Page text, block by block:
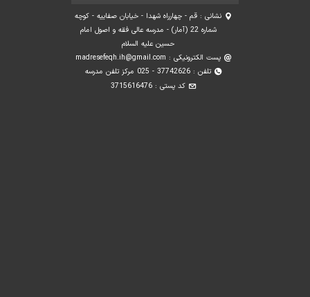
نشانی : قم - چهارراه شهدا - خیابان صفاییه - کوچه
شماره 22 (آمار) - مدرسه عالی فقه و اصول امام
حسین علیه السلام
پست الکترونیکی : madresefeqh.ih@gmail.com
تلفن : 37742626 - 025 مرکز تلفن مدرسه
کد پستی : 3715616476